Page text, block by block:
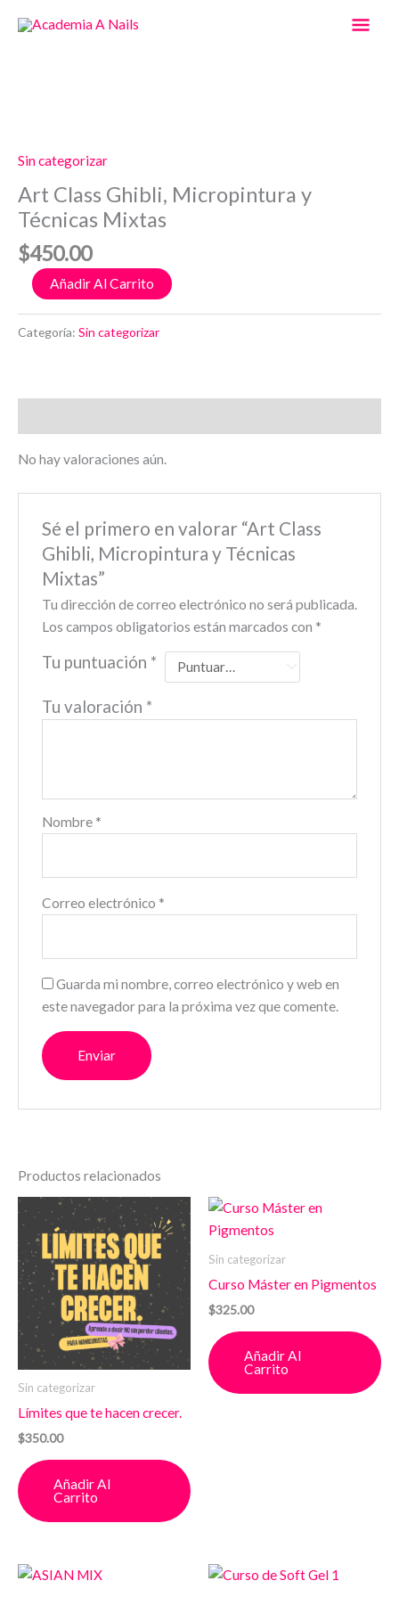
Sin categorizar
Art Class Ghibli, Micropintura y
Técnicas Mixtas
$450.00
Ghibli,
y
Técnicas
Mixtas
cantidad
Añadir Al Carrito
Categoría: Sin categorizar
No hay valoraciones aún.
Sé el primero en valorar “Art Class
Ghibli, Micropintura y Técnicas
Mixtas”
Tu dirección de correo electrónico no será publicada.
Los campos obligatorios están marcados con *
Tu puntuación *
Tu valoración *
Nombre *
Correo electrónico *
Guarda mi nombre, correo electrónico y web en
este navegador para la próxima vez que comente.
Productos relacionados
Sin categorizar
Límites que te hacen crecer.
$350.00
Añadir Al
Carrito
Sin categorizar
Curso Máster en Pigmentos
$325.00
Añadir Al
Carrito